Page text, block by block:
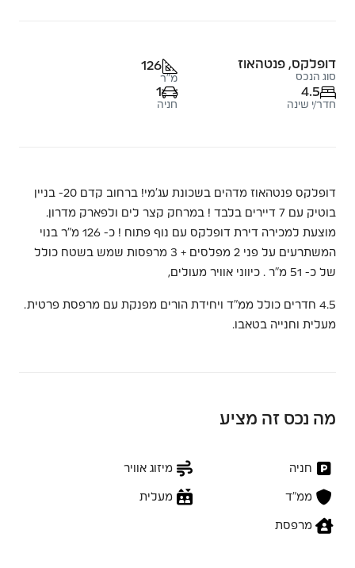
דופלקס, פנטהאוז
סוג הנכס
126
מ"ר
4.5
חדר/י שינה
1
חניה
דופלקס פנטהאוז מדהים בשכונת עג׳מי! ברחוב קדם 20- בניין
בוטיק עם 7 דיירים בלבד ! במרחק קצר לים ולפארק מדרון.
מוצעת למכירה דירת דופלקס עם נוף פתוח ! כ- 126 מ״ר בנוי
המשתרעים על פני 2 מפלסים + 3 מרפסות שמש בשטח כולל
של כ- 51 מ״ר . כיווני אוויר מעולים,
4.5 חדרים כולל ממ״ד ויחידת הורים מפנקת עם מרפסת פרטית.
מעלית וחנייה בטאבו.
מה נכס זה מציע
חניה מיזוג אוויר
ממ״ד מעלית
מרפסת